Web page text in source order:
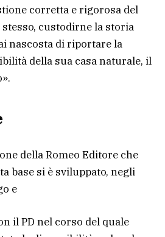
corretta e rigorosa del
custodirne la storia
nascosta di riportare la
della sua casa naturale, il
della Romeo Editore che
base si è sviluppato, negli
e
il PD nel corso del quale